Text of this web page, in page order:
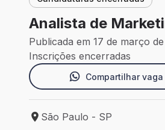
Analista de
Publicada em 17 de março
Inscrições encerradas
Compartilhar vaga
Local de trabalho: São Paulo
São Paulo - SP